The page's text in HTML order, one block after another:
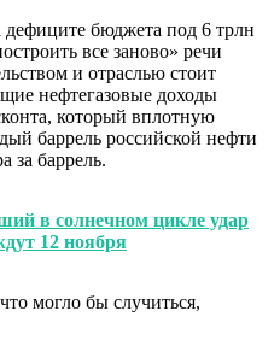
бюджета под 6 трлн
все заново» речи
и отраслью стоит
нефтегазовые доходы
который вплотную
баррель российской нефти
за баррель.
в солнечном цикле удар
12 ноября
могло бы случиться,